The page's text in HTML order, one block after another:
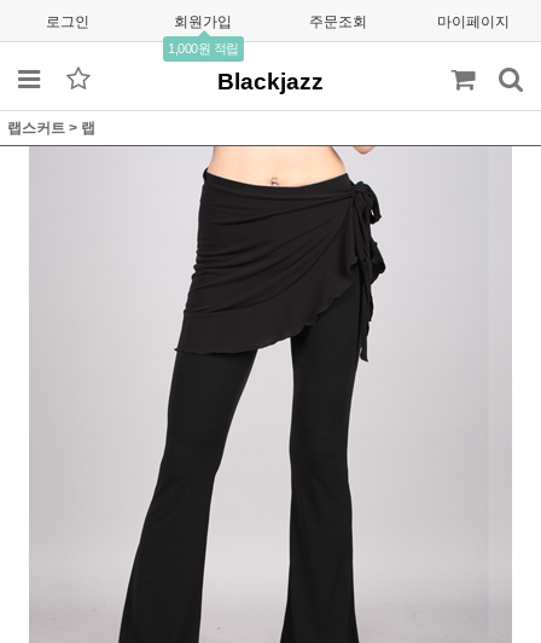
로그인 회원가입
1,000원 적립
주문조회 마이페이지
Blackjazz
랩스커트 > 랩